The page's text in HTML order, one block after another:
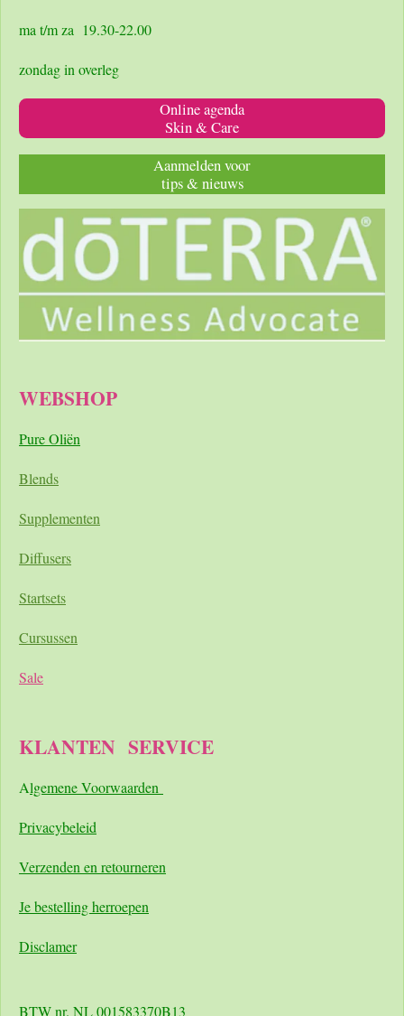
m
ma t/m za 19.30-22.00
zondag in overleg
Online agenda
Skin & Care
Aanmelden voor
tips & nieuws
WEBSHOP
Pure Oliën
Blends
Supplementen
Diffusers
Startsets
Cursussen
Sale
KLANTEN SERVICE
Algemene Voorwaarden
Privacybeleid
Verzenden en retourneren
Je bestelling herroepen
Disclamer
BTW nr. NL 001583370B13